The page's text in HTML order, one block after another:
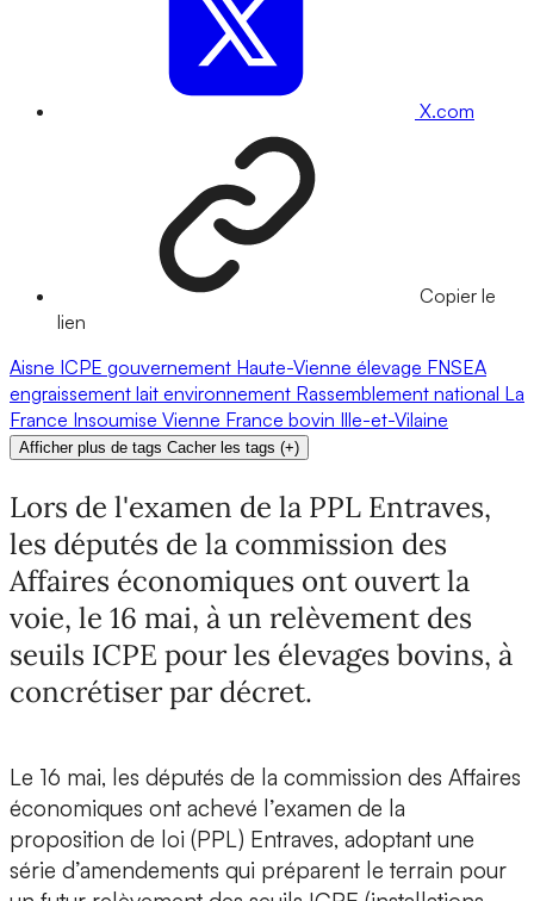
X.com
Copier le
lien
Aisne ICPE gouvernement Haute-Vienne élevage FNSEA
engraissement lait environnement Rassemblement national La
France Insoumise Vienne France bovin Ille-et-Vilaine
Afficher plus de tags Cacher les tags (+)
Lors de l'examen de la PPL Entraves,
les députés de la commission des
Affaires économiques ont ouvert la
voie, le 16 mai, à un relèvement des
seuils ICPE pour les élevages bovins, à
concrétiser par décret.
Le 16 mai, les députés de la commission des Affaires
économiques ont achevé l’examen de la
proposition de loi (PPL) Entraves, adoptant une
série d’amendements qui préparent le terrain pour